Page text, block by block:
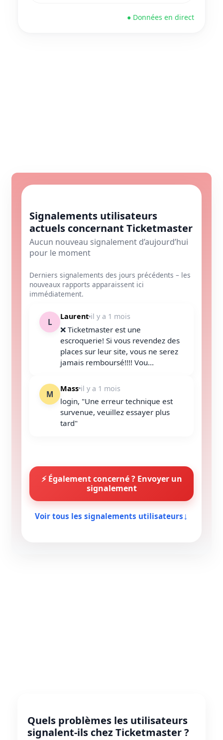
● Données en direct
Signalements utilisateurs
actuels concernant Ticketmaster
Aucun nouveau signalement d’aujourd’hui
pour le moment
Derniers signalements des jours précédents – les
nouveaux rapports apparaissent ici
immédiatement.
L
Laurent il y a 1 mois
❌ Ticketmaster est une
escroquerie! Si vous revendez des
places sur leur site, vous ne serez
jamais remboursé!!!! Vou...
M
Mass il y a 1 mois
login, "Une erreur technique est
survenue, veuillez essayer plus
tard"
⚡ Également concerné ? Envoyer un
signalement
Voir tous les signalements utilisateurs↓
Quels problèmes les utilisateurs
signalent-ils chez Ticketmaster ?